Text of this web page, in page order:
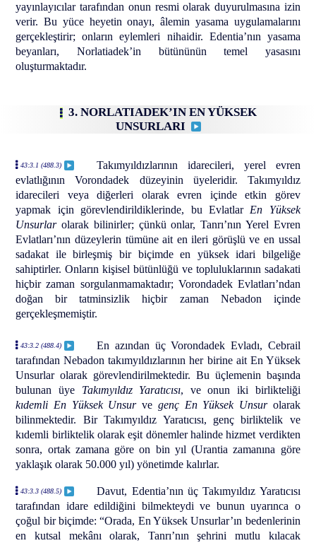
yayınlayıcılar tarafından onun resmi olarak duyurulmasına izin
verir. Bu yüce heyetin onayı, âlemin yasama uygulamalarını
gerçekleştirir; onların eylemleri nihaidir. Edentia’nın yasama
beyanları, Norlatiadek’in bütününün temel yasasını
oluşturmaktadır.
3. NORLATIADEK’IN EN YÜKSEK
UNSURLARI
43:3.1 (488.3)
Takımyıldızlarının idarecileri, yerel evren
evlatlığının Vorondadek düzeyinin üyeleridir. Takımyıldız
idarecileri veya diğerleri olarak evren içinde etkin görev
yapmak için görevlendirildiklerinde, bu Evlatlar En Yüksek
Unsurlarolarak bilinirler; çünkü onlar, Tanrı’nın Yerel Evren
Evlatları’nın düzeylerin tümüne ait en ileri görüşlü ve en ussal
sadakat ile birleşmiş bir biçimde en yüksek idari bilgeliğe
sahiptirler. Onların kişisel bütünlüğü ve topluluklarının sadakati
hiçbir zaman sorgulanmamaktadır; Vorondadek Evlatları’ndan
doğan bir tatminsizlik hiçbir zaman Nebadon içinde
gerçekleşmemiştir.
43:3.2 (488.4)
En azından üç Vorondadek Evladı, Cebrail
tarafından Nebadon takımyıldızlarının her birine ait En Yüksek
Unsurlar olarak görevlendirilmektedir. Bu üçlemenin başında
bulunan üye Takımyıldız Yaratıcısı, ve onun iki birlikteliği
kıdemli En Yüksek Unsurve genç En Yüksek Unsurolarak
bilinmektedir. Bir Takımyıldız Yaratıcısı, genç birliktelik ve
kıdemli birliktelik olarak eşit dönemler halinde hizmet verdikten
sonra, ortak zamana göre on bin yıl (Urantia zamanına göre
yaklaşık olarak 50.000 yıl) yönetimde kalırlar.
43:3.3 (488.5)
Davut, Edentia’nın üç Takımyıldız Yaratıcısı
tarafından idare edildiğini bilmekteydi ve bunun uyarınca o
çoğul bir biçimde: “Orada, En Yüksek Unsurlar’ın bedenlerinin
en kutsal mekânı olarak, Tanrı’nın şehrini mutlu kılacak